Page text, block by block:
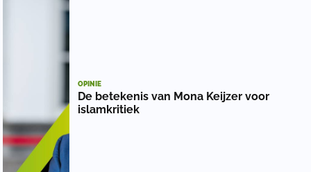
OPINIE
De betekenis van Mona Keijzer voor
islamkritiek